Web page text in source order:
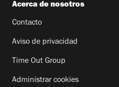
Acerca de nosotros
Contacto
Aviso de privacidad
Time Out Group
Administrar cookies